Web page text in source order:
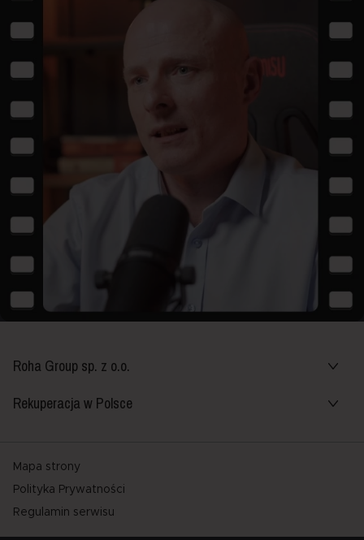
Roha Group sp. z o.o.
Rekuperacja w Polsce
Mapa strony
Polityka Prywatności
Regulamin serwisu